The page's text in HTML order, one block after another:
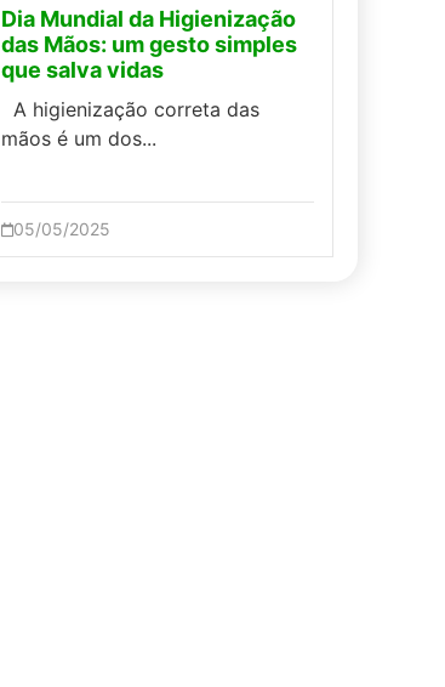
Dia Mundial da Higienização
das Mãos: um gesto simples
que salva vidas
A higienização correta das
mãos é um dos...
05/05/2025